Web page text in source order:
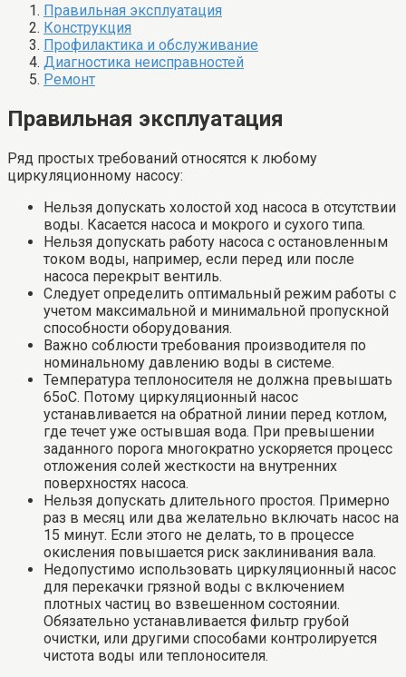
Правильная эксплуатация
Конструкция
Профилактика и обслуживание
Диагностика неисправностей
Ремонт
Правильная эксплуатация
Ряд простых требований относятся к любому
циркуляционному насосу:
Нельзя допускать холостой ход насоса в отсутствии
воды. Касается насоса и мокрого и сухого типа.
Нельзя допускать работу насоса с остановленным
током воды, например, если перед или после
насоса перекрыт вентиль.
Следует определить оптимальный режим работы с
учетом максимальной и минимальной пропускной
способности оборудования.
Важно соблюсти требования производителя по
номинальному давлению воды в системе.
Температура теплоносителя не должна превышать
65оС. Потому циркуляционный насос
устанавливается на обратной линии перед котлом,
где течет уже остывшая вода. При превышении
заданного порога многократно ускоряется процесс
отложения солей жесткости на внутренних
поверхностях насоса.
Нельзя допускать длительного простоя. Примерно
раз в месяц или два желательно включать насос на
15 минут. Если этого не делать, то в процессе
окисления повышается риск заклинивания вала.
Недопустимо использовать циркуляционный насос
для перекачки грязной воды с включением
плотных частиц во взвешенном состоянии.
Обязательно устанавливается фильтр грубой
очистки, или другими способами контролируется
чистота воды или теплоносителя.